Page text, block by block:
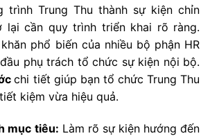
trình Trung Thu thành sự kiện chỉn
lại cần quy trình triển khai rõ ràng.
phổ biến của nhiều bộ phận HR
phụ trách tổ chức sự kiện nội bộ.
chi tiết giúp bạn tổ chức Trung Thu
kiệm vừa hiệu quả.
mục tiêu: Làm rõ sự kiện hướng đến